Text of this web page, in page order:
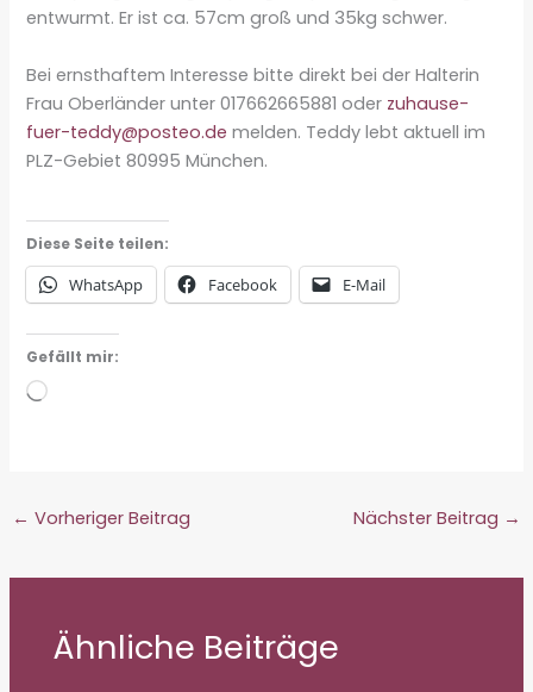
entwurmt. Er ist ca. 57cm groß und 35kg schwer.
Bei ernsthaftem Interesse bitte direkt bei der Halterin
Frau Oberländer unter 017662665881 oder zuhause-
fuer-teddy@posteo.de melden. Teddy lebt aktuell im
PLZ-Gebiet 80995 München.
Diese Seite teilen:
WhatsApp Facebook E-Mail
Gefällt mir:
Wird
← Vorheriger Beitrag Nächster Beitrag →
Ähnliche Beiträge